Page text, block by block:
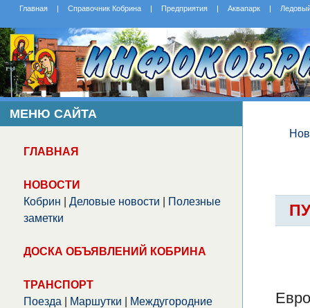
Главная | Справочник Кобрина | Предприятия | Аквапарк |
МЕНЮ САЙТА
ГЛАВНАЯ
НОВОСТИ
Кобрин
Деловые новости
Полезные
заметки
ДОСКА ОБЪЯВЛЕНИЙ КОБРИНА
ТРАНСПОРТ
Поезда
Маршутки
Междугородние